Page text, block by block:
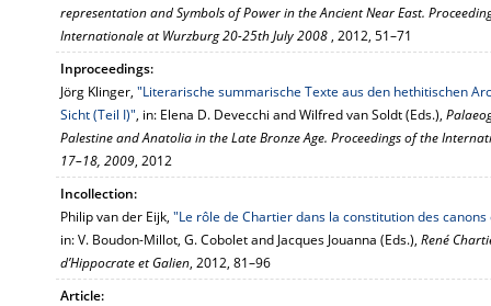
representation and Symbols of Power in the Ancient Near East.
Internationale at Wurzburg 20-25th July 2008, 2012, 51–71
Inproceedings:
Jörg Klinger, "Literarische summarische Texte aus den hethitischen
Sicht (Teil I)", in: Elena D. Devecchi and Wilfred van Soldt (Eds.),
Palestine and Anatolia in the Late Bronze Age. Proceedings of the
17–18, 2009, 2012
Incollection:
Philip van der Eijk, "Le rôle de Chartier dans la constitution des
in: V. Boudon-Millot, G. Cobolet and Jacques Jouanna (Eds.), René
d’Hippocrate et Galien, 2012, 81–96
Article: